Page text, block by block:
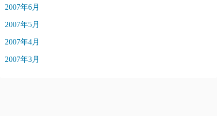
2007年6月
2007年5月
2007年4月
2007年3月